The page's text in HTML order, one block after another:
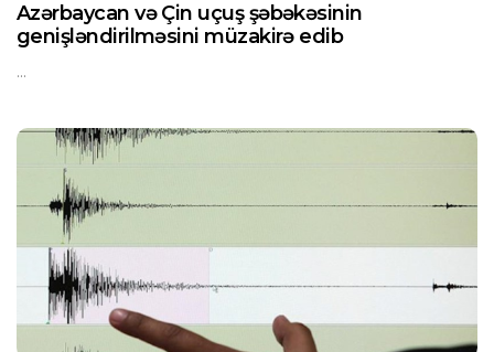
Azərbaycan və Çin uçuş şəbəkəsinin
genişləndirilməsini müzakirə edib
...